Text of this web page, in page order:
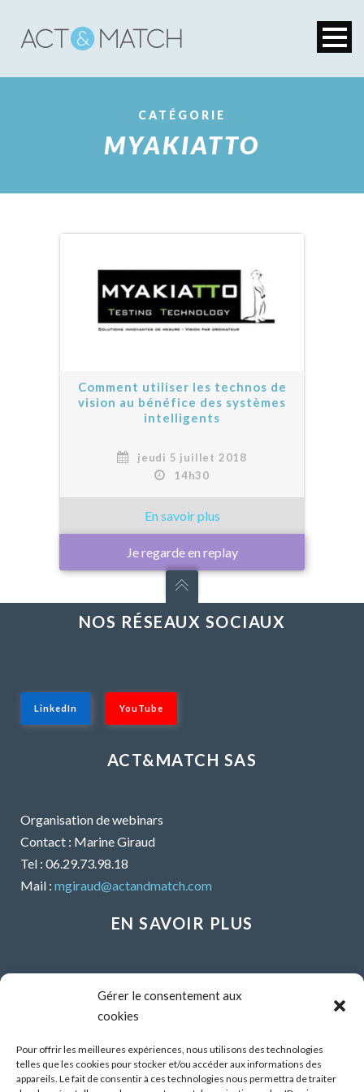
Gérer le consentement aux
cookies
Pour offrir les meilleures expériences, nous utilisons des technologies
telles que les cookies pour stocker et/ou accéder aux informations des
appareils. Le fait de consentir à ces technologies nous permettra de traiter
CATÉGORIE
MYAKIATTO
Comment utiliser les technos de
vision au bénéfice des systèmes
intelligents
jeudi 5 juillet 2018
14h30
Je regarde en replay
NOS RÉSEAUX SOCIAUX
LinkedIn YouTube
ACT&MATCH SAS
Organisation de webinars
Contact : Marine Giraud
Tel : 06.29.73.98.18
Mail : mgiraud@actandmatch.com
EN SAVOIR PLUS
Organiser un webinar
Mentions légales
CGU